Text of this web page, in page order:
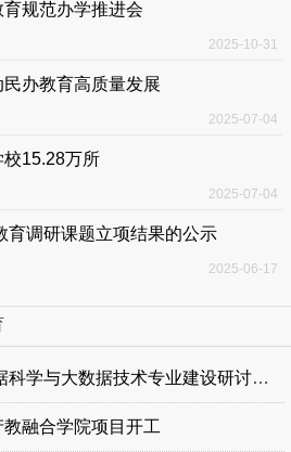
规范办学推进会
2025-10-31
办教育高质量发展
2025-07-04
15.28万所
2025-07-04
育调研课题立项结果的公示
2025-06-17
2025河南省民办高校数据科学与大数据技术专业建设研讨会举办
融合学院项目开工